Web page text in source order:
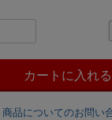
カートに入れる
商品についてのお問い